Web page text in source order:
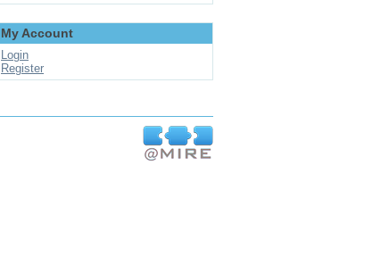
My Account
Login
Register